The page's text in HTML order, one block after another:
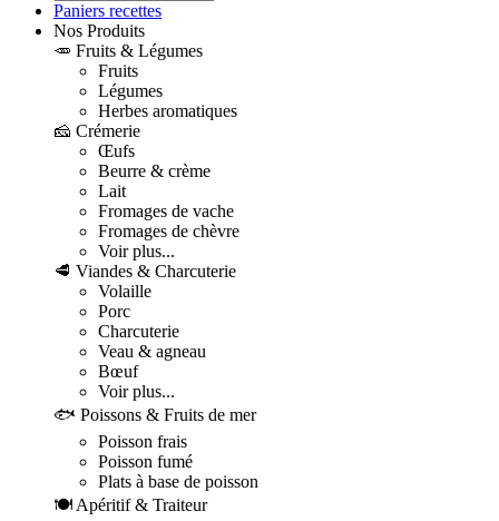
Paniers recettes
Nos Produits
🥕 Fruits & Légumes
Fruits
Légumes
Herbes aromatiques
🧀 Crémerie
Œufs
Beurre & crème
Lait
Fromages de vache
Fromages de chèvre
Voir plus...
🥩 Viandes & Charcuterie
Volaille
Porc
Charcuterie
Veau & agneau
Bœuf
Voir plus...
🐟 Poissons & Fruits de mer
Poisson frais
Poisson fumé
Plats à base de poisson
🍽️ Apéritif & Traiteur